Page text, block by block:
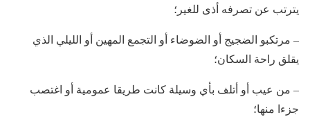
يترتب عن تصرفه أذى للغير؛
– مرتكبو الضجيج أو الضوضاء أو التجمع المهين أو الليلي الذي
يقلق راحة السكان؛
– من عيب أو أتلف بأي وسيلة كانت طريقا عمومية أو اغتصب
جزءا منها؛